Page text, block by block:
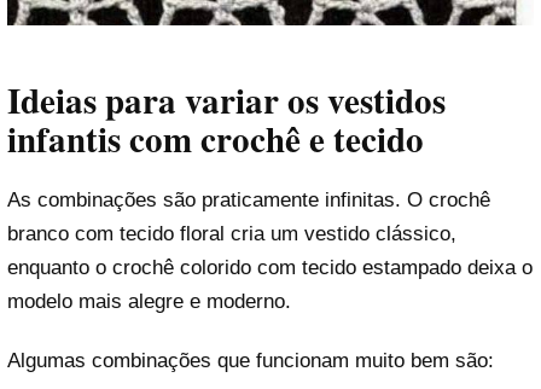
Ideias para variar os vestidos
infantis com crochê e tecido
As combinações são praticamente infinitas. O crochê
branco com tecido floral cria um vestido clássico,
enquanto o crochê colorido com tecido estampado deixa o
modelo mais alegre e moderno.
Algumas combinações que funcionam muito bem são: